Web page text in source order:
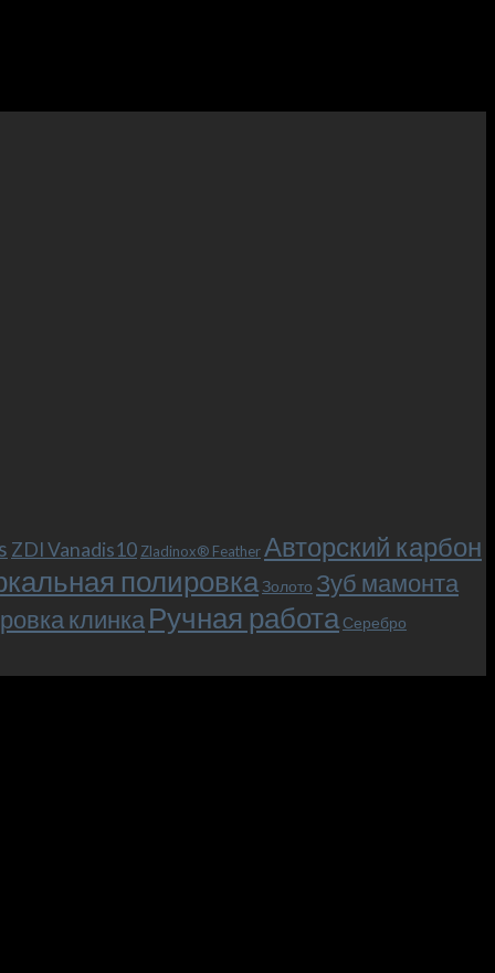
ZDI Vanadis10 Zladinox® FeatherАвторский карбон
полировка Золото Зуб мамонта
клинкаРучная работа Серебро